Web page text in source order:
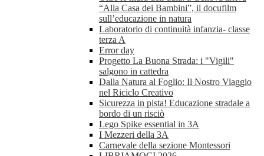
“Alla Casa dei Bambini”, il docufilm
sull’educazione in natura
Laboratorio di continuità infanzia- classe
terza A
Error day
Progetto La Buona Strada: i "Vigili"
salgono in cattedra
Dalla Natura al Foglio: Il Nostro Viaggio
nel Riciclo Creativo
Sicurezza in pista! Educazione stradale a
bordo di un risciò
Lego Spike essential in 3A
I Mezzeri della 3A
Carnevale della sezione Montessori